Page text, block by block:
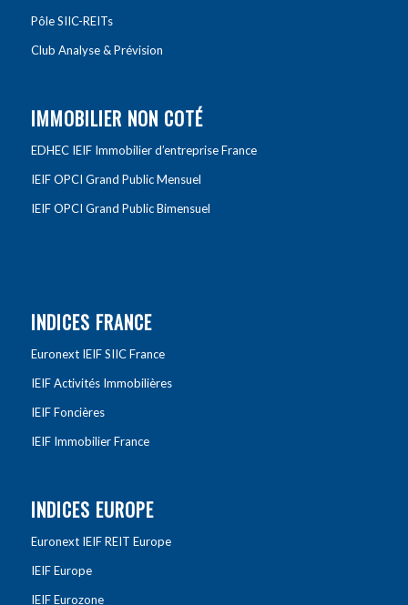
Pôle SIIC-REITs
Club Analyse & Prévision
IMMOBILIER NON COTÉ
EDHEC IEIF Immobilier d’entreprise France
IEIF OPCI Grand Public Mensuel
IEIF OPCI Grand Public Bimensuel
INDICES FRANCE
Euronext IEIF SIIC France
IEIF Activités Immobilières
IEIF Foncières
IEIF Immobilier France
INDICES EUROPE
Euronext IEIF REIT Europe
IEIF Europe
IEIF Eurozone